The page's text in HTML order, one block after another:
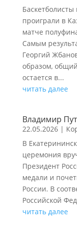
Баскетболисты
проиграли в
матче
Самым
Георгий
образом,
остается в...
читать далее
Владимир
22.05.2026|
В
церемония
Президент
медали и
России. В
Российской
читать далее